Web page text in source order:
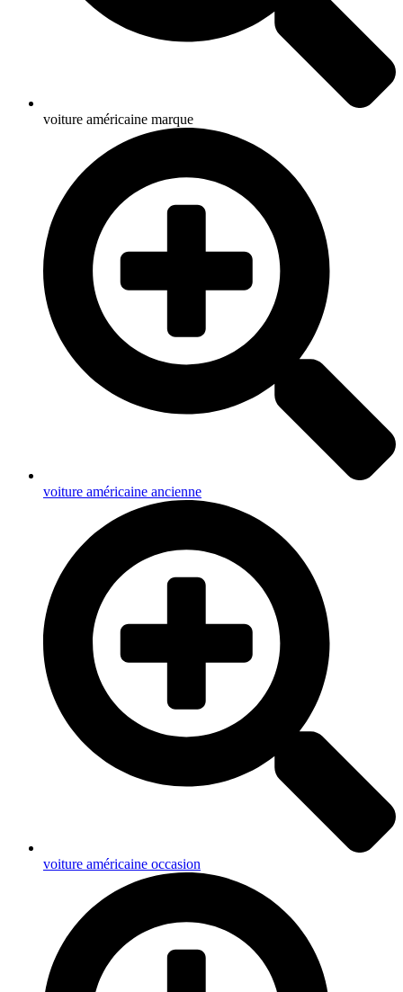
voiture américaine marque
voiture américaine ancienne
voiture américaine occasion